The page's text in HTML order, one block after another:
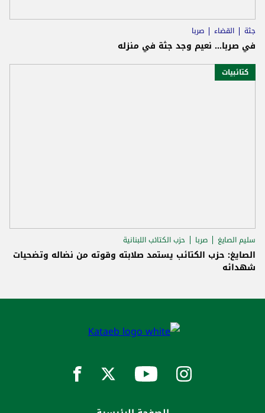
جثة القضاء صربا
في صربا... نعيم وجد جثة في منزله
كتائبيات
سليم الصايغ صربا حزب الكتائب اللبنانية
الصايغ: حزب الكتائب يستمد صلابته وقوته من نضاله وتضحيات
شهدائه